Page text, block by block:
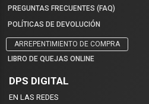
PREGUNTAS FRECUENTES (FAQ)
POLÍTICAS DE DEVOLUCIÓN
ARREPENTIMIENTO DE COMPRA
LIBRO DE QUEJAS ONLINE
DPS DIGITAL
EN LAS REDES